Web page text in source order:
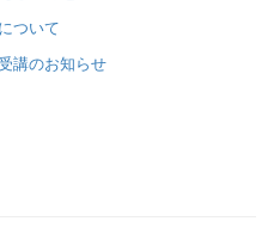
ついて
講のお知らせ